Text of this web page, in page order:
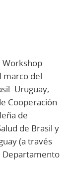
Workshop
marco del
Cooperación
de
de Brasil y
(a través
Departamento